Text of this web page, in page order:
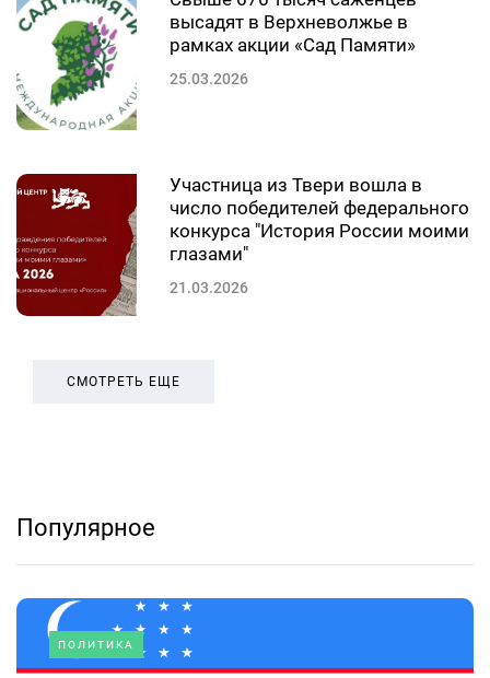
высадят в Верхневолжье в
рамках акции «Сад Памяти»
25.03.2026
Участница из Твери вошла в
число победителей федерального
конкурса "История России моими
глазами"
21.03.2026
СМОТРЕТЬ ЕЩЕ
Популярное
ПОЛИТИКА